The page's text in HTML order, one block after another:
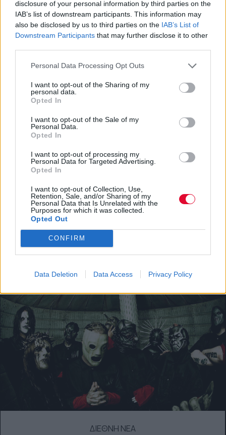
disclosure of your personal information by third parties on the
IAB’s list of downstream participants. This information may
also be disclosed by us to third parties on the IAB’s List of
Downstream Participants that may further disclose it to other
Personal Data Processing Opt Outs
I want to opt-out of the Sharing of my
personal data.
Opted In
I want to opt-out of the Sale of my
Personal Data.
Opted In
I want to opt-out of processing my
Personal Data for Targeted Advertising.
Opted In
I want to opt-out of Collection, Use,
Retention, Sale, and/or Sharing of my
Personal Data that Is Unrelated with the
Purposes for which it was collected.
Opted Out
CONFIRM
Data Deletion Data Access Privacy Policy
Ακολούθησε το Red Bull Bedroom Jam:
Facebook:
http://www.facebook.com/RedBullBedroomJam
Twitter: @redbullGRE
ΠΡΟΗΓΟΎΜΕΝΟ ΆΡΘΡΟ: ΑΠΕΒΊΩΣΕ ΤΕΛΙΚΆ Η
ΠΡΟΗΓ ΕΠΌΜΕΝΟ ΆΡΘΡΟ:
ΕΠΌΜΕΝΟ
0 SHARE
facebook
whatsapp
email
Ακολούθησε το platform.gr στο Google News και μάθε
πρώτος όλα τα τελευταία trends
BEST OF NETWORK
ΔΙΕΘΝΗ ΝΕΑ